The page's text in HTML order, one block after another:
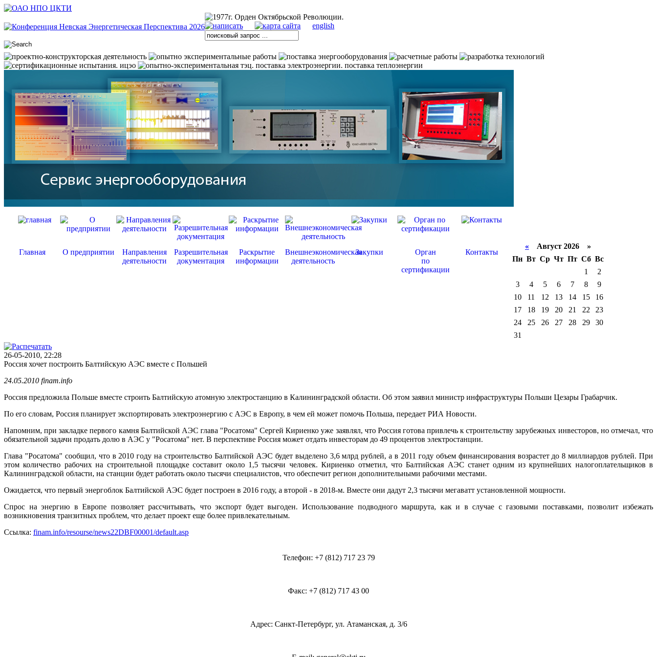
english
Главная О предприятии
Направления
деятельности
Разрешительная
документация
Раскрытие
информации
Внешнеэкономическая
деятельность
Закупки
Орган
по
сертификации
Контакты
« Август 2026 »
Пн Вт Ср Чт Пт Сб Вс
1
2
3
4 5 6 7 8
9
10
11 12 13 14 15
16
17
18 19 20 21 22
23
24
25 26 27 28 29
30
31
26-05-2010, 22:28
Россия хочет построить Балтийскую АЭС вместе с Польшей
24.05.2010 finam.info
Россия предложила Польше вместе строить Балтийскую атомную электростанцию в Калининградской области. Об этом заявил министр инфраструктуры Польши Цезары Грабарчик.
По его словам, Россия планирует экспортировать электроэнергию с АЭС в Европу, в чем ей может помочь Польша, передает РИА Новости.
Напомним, при закладке первого камня Балтийской АЭС глава "Росатома" Сергей Кириенко уже заявлял, что Россия готова привлечь к строительству зарубежных инвесторов, но отмечал, что
обязательной задачи продать долю в АЭС у "Росатома" нет. В перспективе Россия может отдать инвесторам до 49 процентов электростанции.
Глава "Росатома" сообщил, что в 2010 году на строительство Балтийской АЭС будет выделено 3,6 млрд рублей, а в 2011 году объем финансирования возрастет до 8 миллиардов рублей. При
этом количество рабочих на строительной площадке составит около 1,5 тысячи человек. Кириенко отметил, что Балтийская АЭС станет одним из крупнейших налогоплательщиков в
Калининградской области, на станции будет работать около тысячи специалистов, что обеспечит регион дополнительными рабочими местами.
Ожидается, что первый энергоблок Балтийской АЭС будет построен в 2016 году, а второй - в 2018-м. Вместе они дадут 2,3 тысячи мегаватт установленной мощности.
Спрос на энергию в Европе позволяет рассчитывать, что экспорт будет выгоден. Использование подводного маршрута, как и в случае с газовыми поставками, позволит избежать
возникновения транзитных проблем, что делает проект еще более привлекательным.
Ссылка: finam.info/resourse/news22DBF00001/default.asp
Телефон: +7 (812) 717 23 79
Факс: +7 (812) 717 43 00
Адрес: Санкт-Петербург, ул. Атаманская, д. 3/6